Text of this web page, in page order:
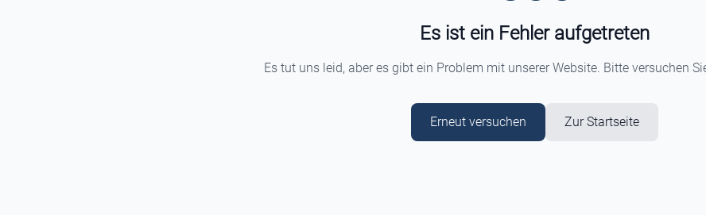
Es ist ein Fehler aufgetreten
Es tut uns leid, aber es gibt ein Problem mit unserer Website. Bitte versuchen
Erneut versuchen Zur Startseite